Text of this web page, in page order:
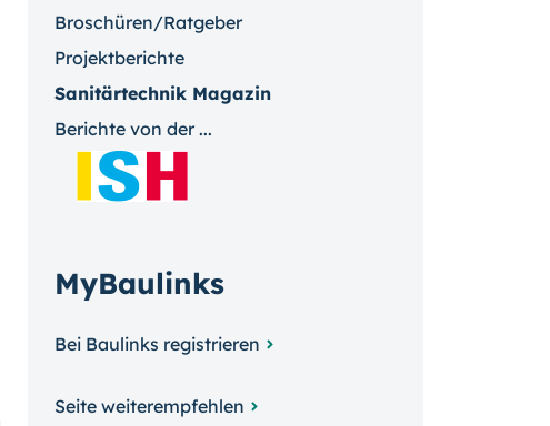
Broschüren/Ratgeber
Projektberichte
Sanitärtechnik Magazin
Berichte von der ...
MyBaulinks
Bei Baulinks registrieren
Seite weiterempfehlen